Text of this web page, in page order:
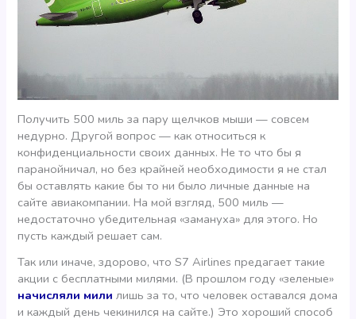
Получить 500 миль за пару щелчков мыши — совсем
недурно. Другой вопрос — как относиться к
конфиденциальности своих данных. Не то что бы я
паранойничал, но без крайней необходимости я не стал
бы оставлять какие бы то ни было личные данные на
сайте авиакомпании. На мой взгляд, 500 миль —
недостаточно убедительная «замануха» для этого. Но
пусть каждый решает сам.
Так или иначе, здорово, что S7 Airlines предагает такие
акции с бесплатными милями. (В прошлом году «зеленые»
начисляли мили лишь за то, что человек оставался дома
и каждый день чекинился на сайте.) Это хороший способ